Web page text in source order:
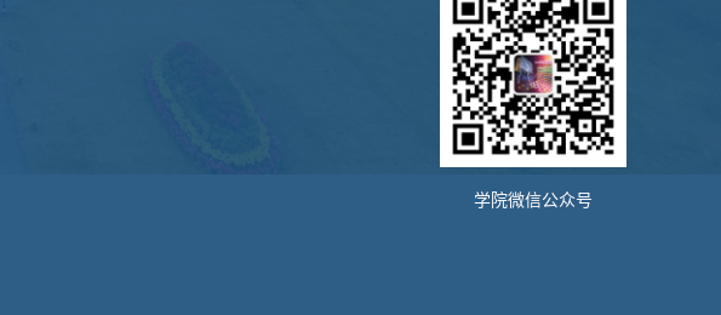
学院微信公众号